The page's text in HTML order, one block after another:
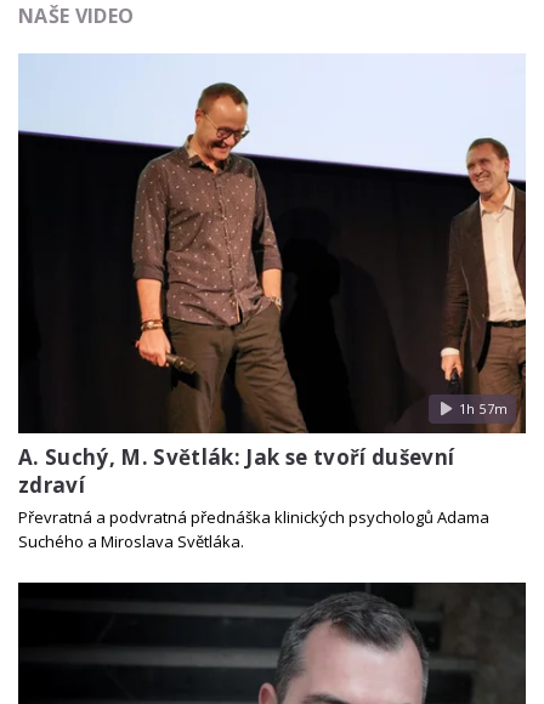
NAŠE VIDEO
1h 57m
A. Suchý, M. Světlák: Jak se tvoří duševní
zdraví
Převratná a podvratná přednáška klinických psychologů Adama
Suchého a Miroslava Světláka.